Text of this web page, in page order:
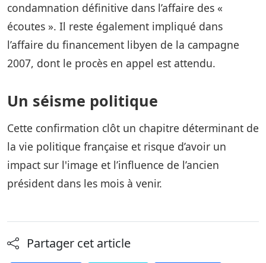
condamnation définitive dans l’affaire des «
écoutes ». Il reste également impliqué dans
l’affaire du financement libyen de la campagne
2007, dont le procès en appel est attendu.
Un séisme politique
Cette confirmation clôt un chapitre déterminant de
la vie politique française et risque d’avoir un
impact sur l'image et l’influence de l’ancien
président dans les mois à venir.
Partager cet article